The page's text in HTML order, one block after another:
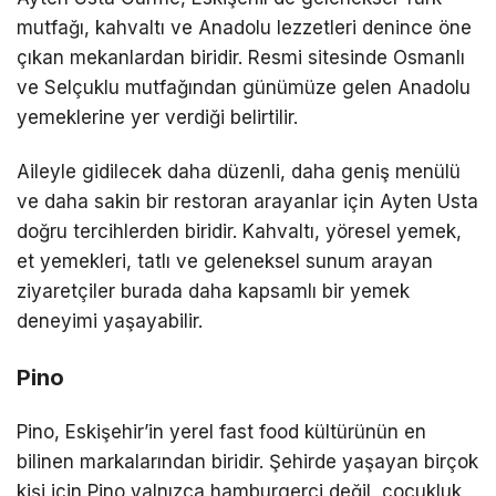
mutfağı, kahvaltı ve Anadolu lezzetleri denince öne
çıkan mekanlardan biridir. Resmi sitesinde Osmanlı
ve Selçuklu mutfağından günümüze gelen Anadolu
yemeklerine yer verdiği belirtilir.
Aileyle gidilecek daha düzenli, daha geniş menülü
ve daha sakin bir restoran arayanlar için Ayten Usta
doğru tercihlerden biridir. Kahvaltı, yöresel yemek,
et yemekleri, tatlı ve geleneksel sunum arayan
ziyaretçiler burada daha kapsamlı bir yemek
deneyimi yaşayabilir.
Pino
Pino, Eskişehir’in yerel fast food kültürünün en
bilinen markalarından biridir. Şehirde yaşayan birçok
kişi için Pino yalnızca hamburgerci değil, çocukluk